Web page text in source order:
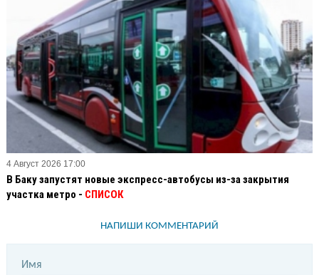
4 Август 2026 17:00
В Баку запустят новые экспресс-автобусы из-за закрытия
участка метро - СПИСОК
НАПИШИ КОММЕНТАРИЙ
Имя